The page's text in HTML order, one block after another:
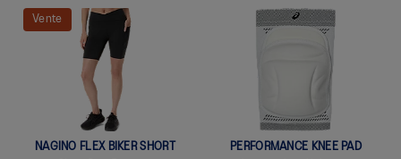
Vente
NAGINO FLEX BIKER SHORT
PERFORMANCE KNEE PAD